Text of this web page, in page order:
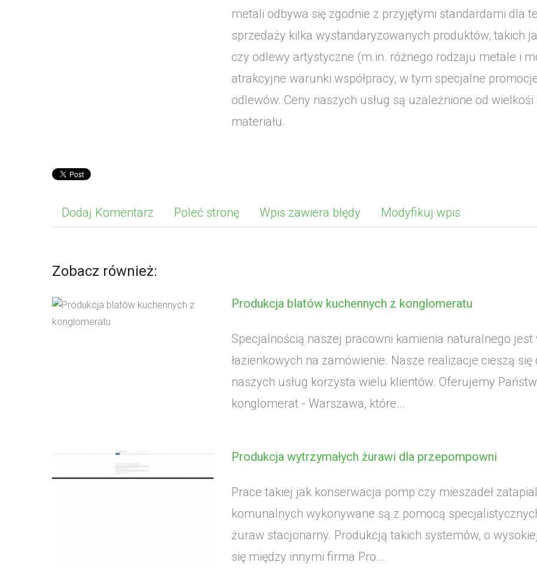
metali odbywa się zgodnie z przyjętymi standardami dla
sprzedaży kilka wystandaryzowanych produktów, takich
czy odlewy artystyczne (m.in. różnego rodzaju metale i
atrakcyjne warunki współpracy, w tym specjalne
odlewów. Ceny naszych usług są uzależnione od
materiału.
Dodaj Komentarz Poleć stronę Wpis zawiera błędy Modyfikuj wpis
Zobacz również:
Produkcja blatów kuchennych z konglomeratu
Specjalnością naszej pracowni kamienia naturalnego
łazienkowych na zamówienie. Nasze realizacje cieszą
naszych usług korzysta wielu klientów. Oferujemy
konglomerat - Warszawa, które...
Produkcja wytrzymałych żurawi dla przepompowni
Prace takiej jak konserwacja pomp czy mieszadeł
komunalnych wykonywane są z pomocą
żuraw stacjonarny. Produkcją takich systemów, o
się między innymi firma Pro...